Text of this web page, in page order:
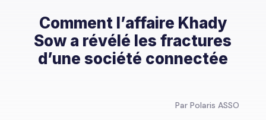
Comment l’affaire Khady
Sow a révélé les fractures
d’une société connectée
Par Polaris ASSO